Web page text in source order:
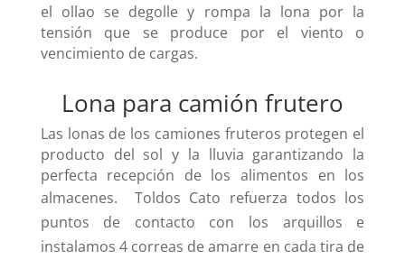
el ollao se degolle y rompa la lona por la
tensión que se produce por el viento o
vencimiento de cargas.
Lona para camión frutero
Las lonas de los camiones fruteros protegen el
producto del sol y la lluvia garantizando la
perfecta recepción de los alimentos en los
almacenes. Toldos Cato refuerza todos los
puntos de contacto con los arquillos e
instalamos 4 correas de amarre en cada tira de